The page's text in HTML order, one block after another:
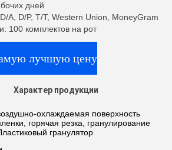
дней
A, D/P, T/T, Western Union, MoneyGram
100 комплектов на рот
лучшую цену
Характер продукции
охлаждаемая поверхность
горячая резка, гранулирование
гранулятор